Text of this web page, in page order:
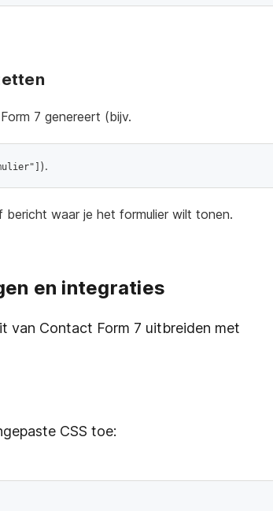
7 genereert (bijv.
).
waar je het formulier wilt tonen.
en integraties
van Contact Form 7 uitbreiden met
CSS toe: